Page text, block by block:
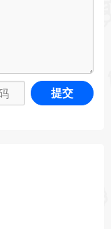
用
引导完成安
设置等。
提交